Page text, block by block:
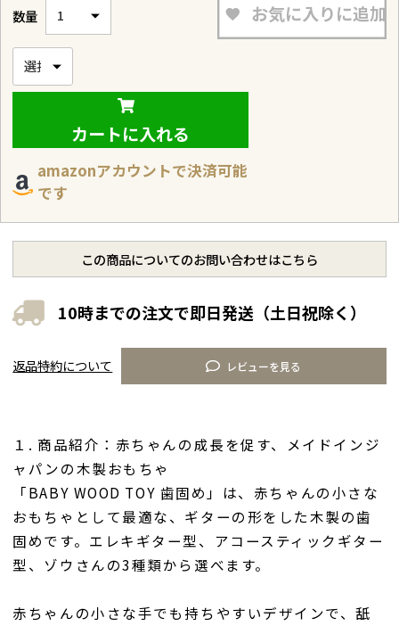
お気に入りに追加
カートに入れる
amazonアカウントで決済可能
です
10時までの注文で即日発送（土日祝除く）
この商品についてのお問い合わせはこちら
レビューを見る
返品特約について
１. 商品紹介：赤ちゃんの成長を促す、メイドインジ
ャパンの木製おもちゃ
「BABY WOOD TOY 歯固め」は、赤ちゃんの小さな
おもちゃとして最適な、ギターの形をした木製の歯
固めです。エレキギター型、アコースティックギター
型、ゾウさんの3種類から選べます。
赤ちゃんの小さな手でも持ちやすいデザインで、舐